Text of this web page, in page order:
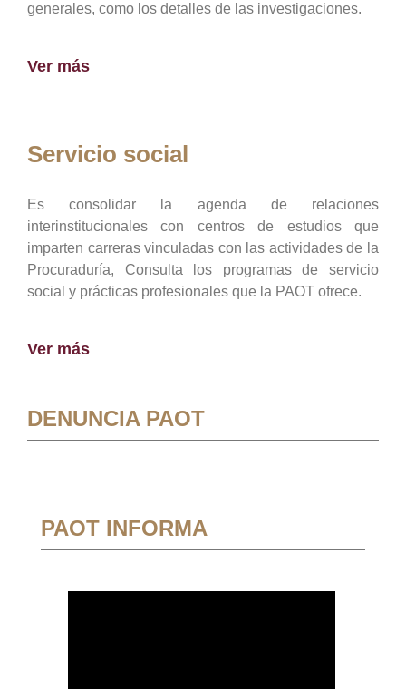
generales, como los detalles de las investigaciones.
Ver más
Servicio social
Es consolidar la agenda de relaciones
interinstitucionales con centros de estudios que
imparten carreras vinculadas con las actividades de la
Procuraduría, Consulta los programas de servicio
social y prácticas profesionales que la PAOT ofrece.
Ver más
DENUNCIA PAOT
PAOT INFORMA